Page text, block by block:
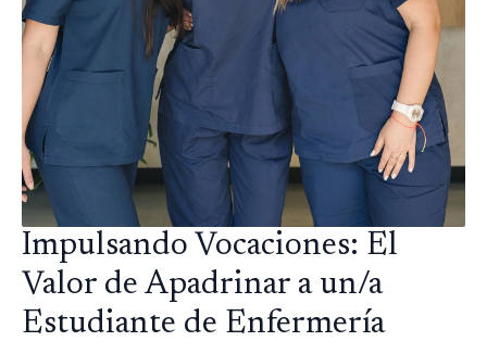
Impulsando Vocaciones: El
Valor de Apadrinar a un/a
Estudiante de Enfermería